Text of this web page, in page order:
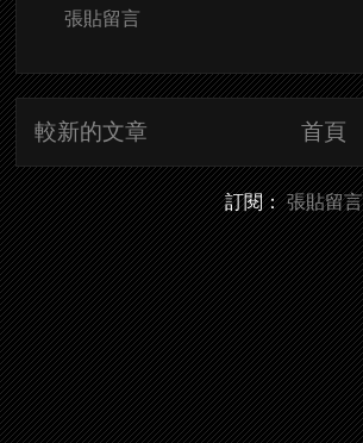
張貼留言
較新的文章 首頁
訂閱：張貼留